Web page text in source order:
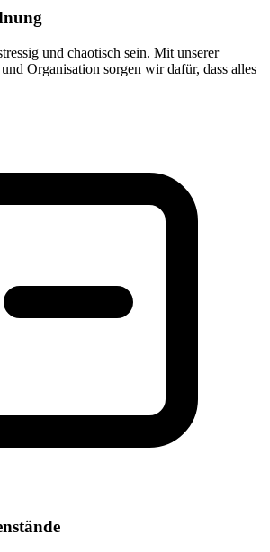
und chaotisch sein. Mit unserer
Organisation sorgen wir dafür, dass alles